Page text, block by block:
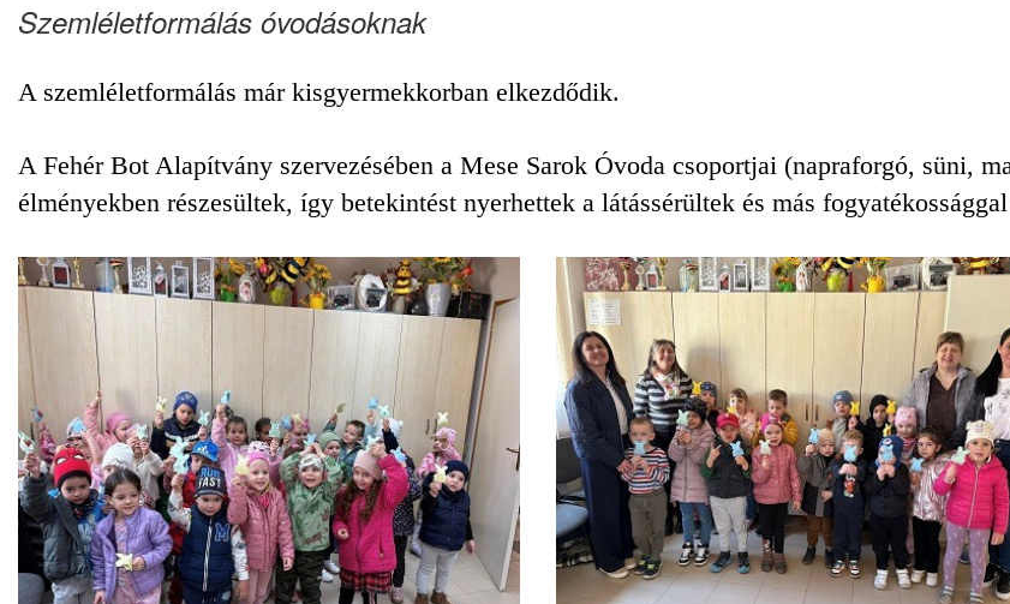
Szemléletformálás óvodásoknak
A szemléletformálás már kisgyermekkorban elkezdődik.
A Fehér Bot Alapítvány szervezésében a Mese Sarok Óvoda csoportjai (napraforgó, süni,
élményekben részesültek, így betekintést nyerhettek a látássérültek és más